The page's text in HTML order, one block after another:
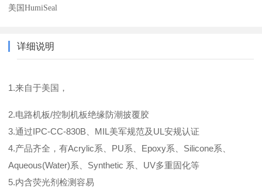
美国HumiSeal
详细说明
1.来自于美国，
2.电路机板/控制机板绝缘防潮披覆胶
3.通过IPC-CC-830B、MIL美军规范及UL安规认证
4.产品齐全，有Acrylic系、PU系、Epoxy系、Silicone系、
Aqueous(Water)系、Synthetic 系、UV多重固化等
5.内含荧光剂检测容易